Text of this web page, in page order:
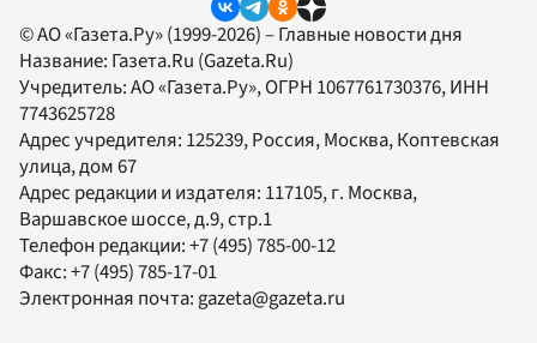
© АО «Газета.Ру» (1999-2026) – Главные новости дня
Название: Газета.Ru (Gazeta.Ru)
Учредитель:АО «Газета.Ру», ОГРН 1067761730376, ИНН
7743625728
Адрес учредителя: 125239, Россия, Москва, Коптевская
улица, дом 67
Адрес редакции и издателя: 117105, г. Москва,
Варшавское шоссе, д.9, стр.1
Телефон редакции:+7 (495) 785-00-12
Факс:+7 (495) 785-17-01
Электронная почта: gazeta@gazeta.ru